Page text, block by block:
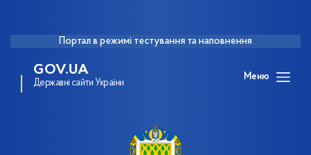
Портал в режимі тестування та наповнення
GOV.UA
Державні сайти України
Меню